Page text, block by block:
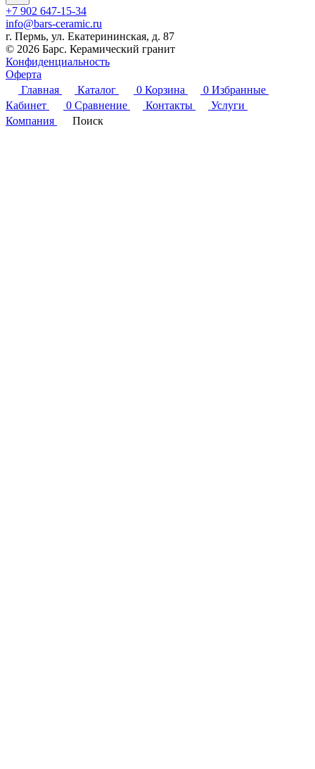
+7 902 647-15-34
info@bars-ceramic.ru
г. Пермь, ул. Екатерининская, д. 87
© 2026 Барс. Керамический гранит
Конфиденциальность
Оферта
Главная
Каталог 0 Корзина 0 Избранные
Кабинет
0 Сравнение Контакты
Услуги
Компания
Поиск